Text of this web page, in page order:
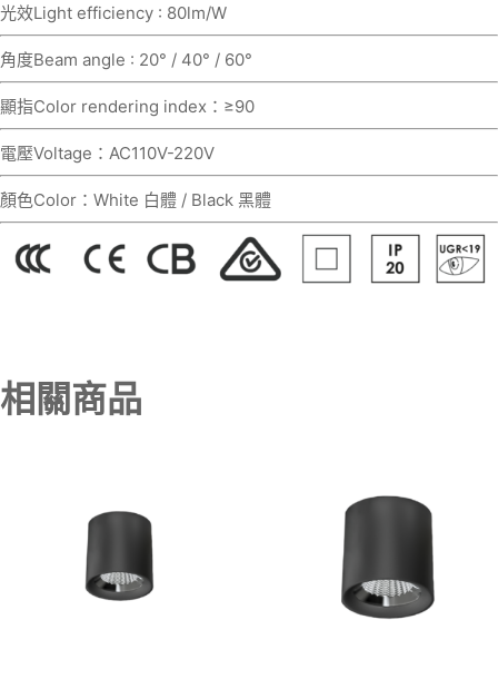
光效Light efficiency : 80lm/W
角度Beam angle : 20° / 40° / 60°
顯指Color rendering index：≥90
電壓Voltage：AC110V-220V
顏色Color：White 白體 / Black 黑體
相關商品